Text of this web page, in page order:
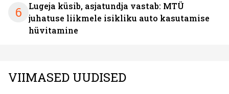
6
Lugeja küsib, asjatundja vastab: MTÜ
juhatuse liikmele isikliku auto kasutamise
hüvitamine
VIIMASED UUDISED